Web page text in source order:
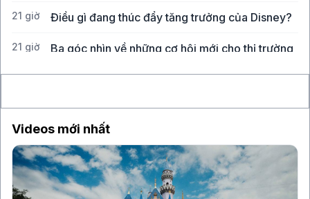
21 giờ Điều gì đang thúc đẩy tăng trưởng của Disney?
21 giờ
Ba góc nhìn về những cơ hội mới cho thị trường
Videos mới nhất